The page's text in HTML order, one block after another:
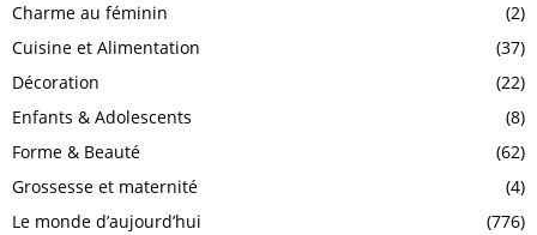
Charme au féminin
(2)
Cuisine et Alimentation
(37)
Décoration
(22)
Enfants & Adolescents
(8)
Forme & Beauté
(62)
Grossesse et maternité
(4)
Le monde d’aujourd’hui
(776)